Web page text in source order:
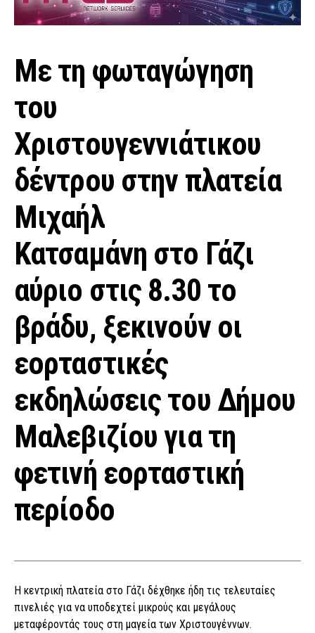
Με τη φωταγώγηση
του
Χριστουγεννιάτικου
δέντρου στην πλατεία
Μιχαήλ
Κατσαμάνη στο Γάζι
αύριο στις 8.30 το
βράδυ, ξεκινούν οι
εορταστικές
εκδηλώσεις του Δήμου
Μαλεβιζίου για τη
φετινή εορταστική
περίοδο
Η κεντρική πλατεία στο Γάζι δέχθηκε ήδη τις τελευταίες
πινελιές για να υποδεχτεί μικρούς και μεγάλους
μεταφέροντάς τους στη μαγεία των Χριστουγέννων.